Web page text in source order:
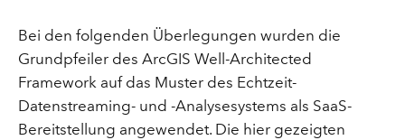
Bei den folgenden Überlegungen wurden die
Grundpfeiler des ArcGIS Well-Architected
Framework auf das Muster des Echtzeit-
Datenstreaming- und -Analysesystems als SaaS-
Bereitstellung angewendet. Die hier gezeigten